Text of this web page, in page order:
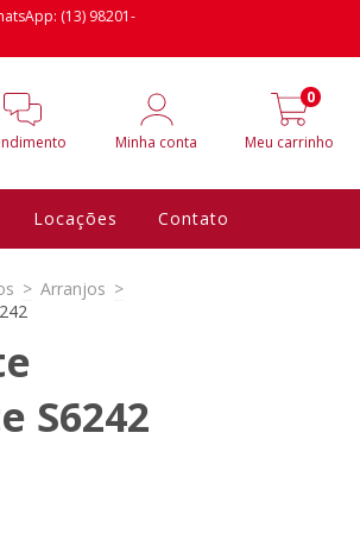
(13) 98201-
Minha conta Meu carrinho
0
Locações Contato
> Arranjos >
S6242